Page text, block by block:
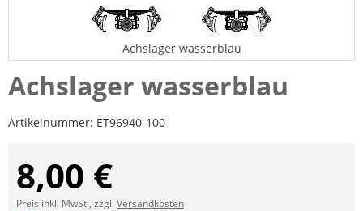
Achslager wasserblau
Achslager wasserblau
Artikelnummer: ET96940-100
8,00 €
Preis inkl. MwSt., zzgl.Versandkosten